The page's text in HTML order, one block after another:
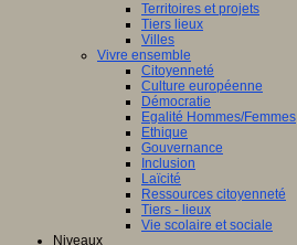
Territoires et projets
Tiers lieux
Villes
Vivre ensemble
Citoyenneté
Culture européenne
Démocratie
Egalité Hommes/Femmes
Ethique
Gouvernance
Inclusion
Laïcité
Ressources citoyenneté
Tiers - lieux
Vie scolaire et sociale
Niveaux